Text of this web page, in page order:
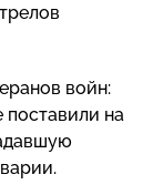
войн:
поставили на